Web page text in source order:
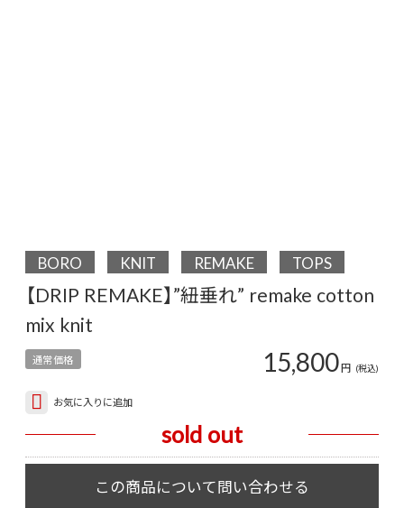
BORO KNIT REMAKE TOPS
【DRIP REMAKE】”紐垂れ” remake cotton
mix knit
通常価格 15,800円 (税込)
お気に入りに追加
sold out